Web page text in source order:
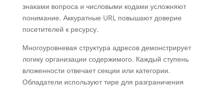
знаками вопроса и числовыми кодами усложняют
понимание. Аккуратные URL повышают доверие
посетителей к ресурсу.
Многоуровневая структура адресов демонстрирует
логику организации содержимого. Каждый ступень
вложенности отвечает секции или категории.
Обладатели используют тире для разграничения